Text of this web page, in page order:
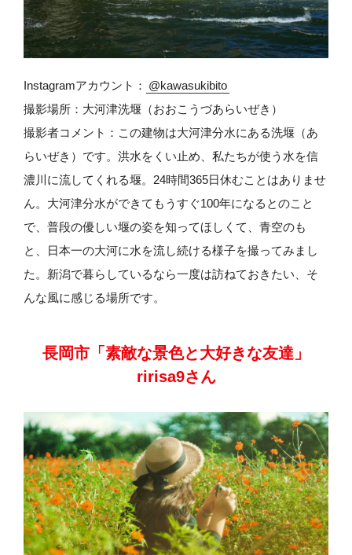
Instagramアカウント： @kawasukibito
撮影場所：大河津洗堰（おおこうづあらいぜき）
撮影者コメント：この建物は大河津分水にある洗堰（あ
らいぜき）です。洪水をくい止め、私たちが使う水を信
濃川に流してくれる堰。24時間365日休むことはありませ
ん。大河津分水ができてもうすぐ100年になるとのこと
で、普段の優しい堰の姿を知ってほしくて、青空のも
と、日本一の大河に水を流し続ける様子を撮ってみまし
た。新潟で暮らしているなら一度は訪ねておきたい、そ
んな風に感じる場所です。
長岡市「素敵な景色と大好きな友達」
ririsa9さん